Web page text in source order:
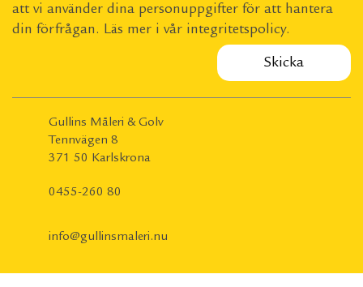
att vi använder dina personuppgifter för att hantera
din förfrågan. Läs mer i vår integritetspolicy.
Gullins Måleri & Golv
Tennvägen 8
371 50 Karlskrona
0455-260 80
info@gullinsmaleri.nu